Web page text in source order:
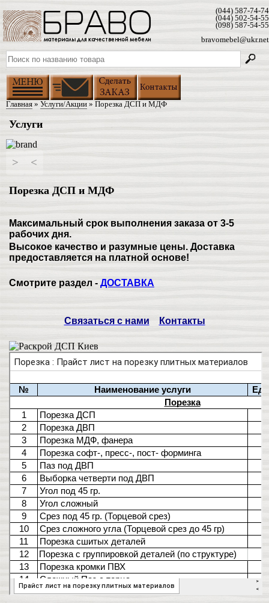
(044) 587-74-74
(044) 502-54-55
(098) 587-54-55
bravomebel@ukr.net
Главная » Услуги/Акции » Порезка ДСП и МДФ
Услуги
> <
Порезка ДСП и МДФ
Максимальный срок выполнения заказа от 3-5
рабочих дня.
Высокое качество и разумные цены. Доставка
предоставляется на платной основе!
Смотрите раздел - ДОСТАВКА
Связаться с нами Контакты